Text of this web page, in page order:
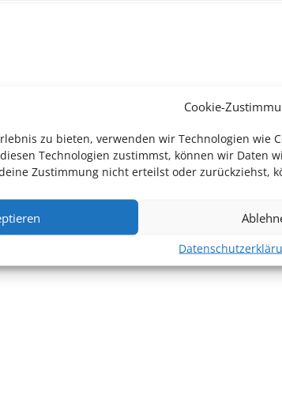
Cookie-
zu bieten, verwenden wir Technologien
Technologien zustimmst, können wir Daten
Zustimmung nicht erteilst oder zurückziehst,